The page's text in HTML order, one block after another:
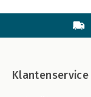
Klantenservice